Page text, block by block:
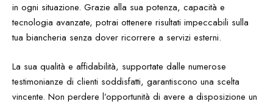
in ogni situazione. Grazie alla sua potenza, capacità e
tecnologia avanzate, potrai ottenere risultati impeccabili sulla
tua biancheria senza dover ricorrere a servizi esterni.
La sua qualità e affidabilità, supportate dalle numerose
testimonianze di clienti soddisfatti, garantiscono una scelta
vincente. Non perdere l’opportunità di avere a disposizione un